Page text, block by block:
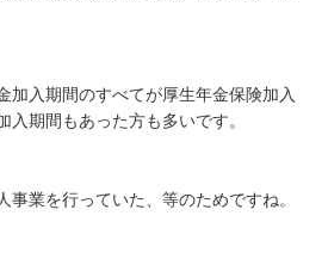
加入期間のすべてが厚生年金保険加入
入期間もあった方も多いです。
事業を行っていた、等のためですね。